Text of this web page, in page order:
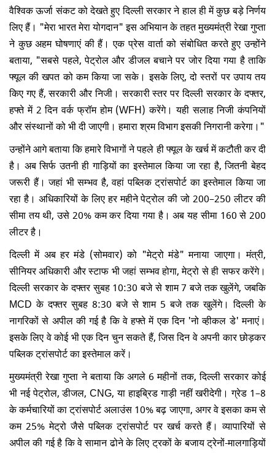
वैश्विक ऊर्जा संकट को देखते हुए दिल्ली सरकार ने हाल ही में कुछ बड़े निर्णय
लिए हैं। "मेरा भारत मेरा योगदान" इस अभियान के तहत मुख्यमंत्री रेखा गुप्ता
ने कुछ अहम घोषणाएं की हैं। एक प्रेस वार्ता को संबोधित करते हुए उन्होंने
बताया, "सबसे पहले, पेट्रोल और डीजल बचाने पर जोर दिया गया है ताकि
फ्यूल की खपत को कम किया जा सके। इसके लिए, दो स्तरों पर उपाय तय
किए गए हैं, सरकारी और निजी। सरकारी स्तर पर दिल्ली सरकार के दफ्तर,
हफ्ते में 2 दिन वर्क फ्रॉम होम (WFH) करेंगे। यही सलाह निजी कंपनियों
और संस्थानों को भी दी जाएगी। हमारा श्रम विभाग इसकी निगरानी करेगा।"
उन्होंने आगे बताया कि हमारे विभागों ने पहले ही फ्यूल के खर्च में कटौती कर दी
है। अब सिर्फ उतनी ही गाड़ियों का इस्तेमाल किया जा रहा है, जितनी बेहद
जरूरी हैं। जहां भी सम्भव है, वहां पब्लिक ट्रांसपोर्ट का इस्तेमाल किया जा
रहा है। अधिकारियों के लिए हर महीने पेट्रोल की जो 200–250 लीटर की
सीमा तय थी, उसे 20% कम कर दिया गया है। अब यह सीमा 160 से 200
लीटर है।
दिल्ली में अब हर मंडे (सोमवार) को "मेट्रो मंडे" मनाया जाएगा। मंत्री,
सीनियर अधिकारी और स्टाफ भीजहांसम्भव होगा, मेट्रो से ही सफर करेंगे।
दिल्ली सरकार के दफ्तर सुबह 10:30 बजे से शाम 7 बजे तक खुलेंगे, जबकि
MCD के दफ्तर सुबह 8:30 बजे से शाम 5 बजे तक खुलेंगे। दिल्ली के
नागरिकों से अपील की गई है कि वे हफ्ते में एक दिन 'नो व्हीकल डे' मनाएं।
इसके लिए वे कोई भी एक दिन चुन सकते हैं, जिस दिन वे अपनी कार छोड़कर
पब्लिक ट्रांसपोर्ट का इस्तेमाल करें।
मुख्यमंत्री रेखा गुप्ता ने बताया कि अगले 6 महीनों तक, दिल्ली सरकार कोई
भी नई पेट्रोल, डीजल, CNG, या हाइब्रिड गाड़ी नहीं खरीदेगी। ग्रेड 1–8
के कर्मचारियों का ट्रांसपोर्ट अलाउंस 10% बढ़ जाएगा, अगर वे इसका कम से
कम 25% मेट्रो जैसे पब्लिक ट्रांसपोर्ट पर खर्च करते हैं। व्यापारियों से
अपील की गई है कि वे सामान ढोने के लिए ट्रकों के बजाय ट्रेनों-मालगाड़ियों